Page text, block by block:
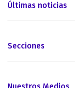
Últimas noticias
Secciones